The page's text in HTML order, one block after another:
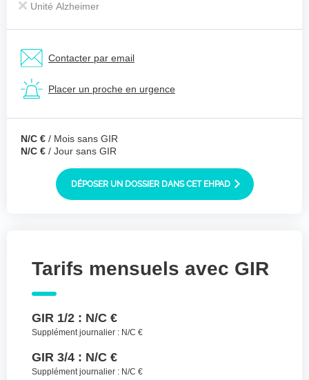
Joindre des fichiers (lettre manuscrite,
dessin, photo ..)
Déposer les
fichiers ici ou
Sélectionnez
des fichiers
Unité Alzheimer
Contacter par email
Placer un proche en urgence
N/C € / Mois sans GIR
N/C € / Jour sans GIR
DÉPOSER UN DOSSIER DANS CET EHPAD
Tarifs mensuels avec GIR
GIR 1/2 : N/C €
Supplément journalier : N/C €
GIR 3/4 : N/C €
Supplément journalier : N/C €